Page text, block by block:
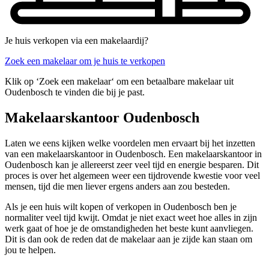
Je huis verkopen via een makelaardij?
Zoek een makelaar om je huis te verkopen
Klik op ‘Zoek een makelaar‘ om een betaalbare makelaar uit
Oudenbosch te vinden die bij je past.
Makelaarskantoor Oudenbosch
Laten we eens kijken welke voordelen men ervaart bij het inzetten
van een makelaarskantoor in Oudenbosch. Een makelaarskantoor in
Oudenbosch kan je allereerst zeer veel tijd en energie besparen. Dit
proces is over het algemeen weer een tijdrovende kwestie voor veel
mensen, tijd die men liever ergens anders aan zou besteden.
Als je een huis wilt kopen of verkopen in Oudenbosch ben je
normaliter veel tijd kwijt. Omdat je niet exact weet hoe alles in zijn
werk gaat of hoe je de omstandigheden het beste kunt aanvliegen.
Dit is dan ook de reden dat de makelaar aan je zijde kan staan om
jou te helpen.